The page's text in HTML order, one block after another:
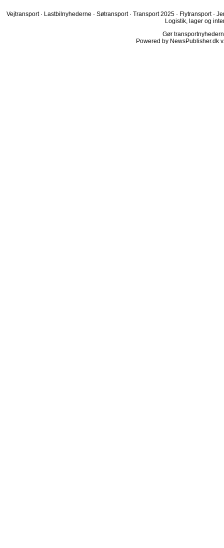
Vejtransport · Lastbilnyhederne · Søtransport · Transport 2025 · Flytransport ·
Logistik, lager og
Gør
Powered by NewsPublisher.dk